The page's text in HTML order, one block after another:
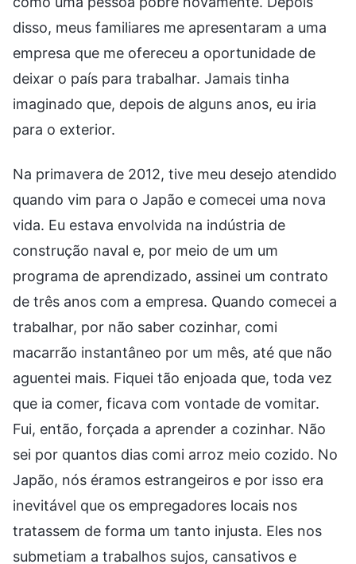
disso, meus familiares me apresentaram a uma
empresa que me ofereceu a oportunidade de
deixar o país para trabalhar. Jamais tinha
imaginado que, depois de alguns anos, eu iria
para o exterior.
Na primavera de 2012, tive meu desejo atendido
quando vim para o Japão e comecei uma nova
vida. Eu estava envolvida na indústria de
construção naval e, por meio de um um
programa de aprendizado, assinei um contrato
de três anos com a empresa. Quando comecei a
trabalhar, por não saber cozinhar, comi
macarrão instantâneo por um mês, até que não
aguentei mais. Fiquei tão enjoada que, toda vez
que ia comer, ficava com vontade de vomitar.
Fui, então, forçada a aprender a cozinhar. Não
sei por quantos dias comi arroz meio cozido. No
Japão, nós éramos estrangeiros e por isso era
inevitável que os empregadores locais nos
tratassem de forma um tanto injusta. Eles nos
submetiam a trabalhos sujos, cansativos e